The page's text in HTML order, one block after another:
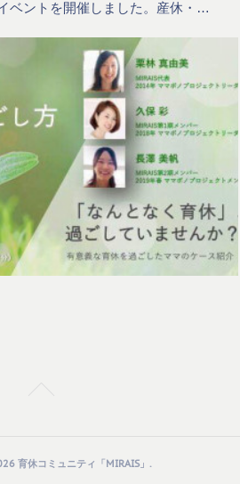
ベントを開催しました。産休・…
育休コミュニティ「MIRAIS」 .